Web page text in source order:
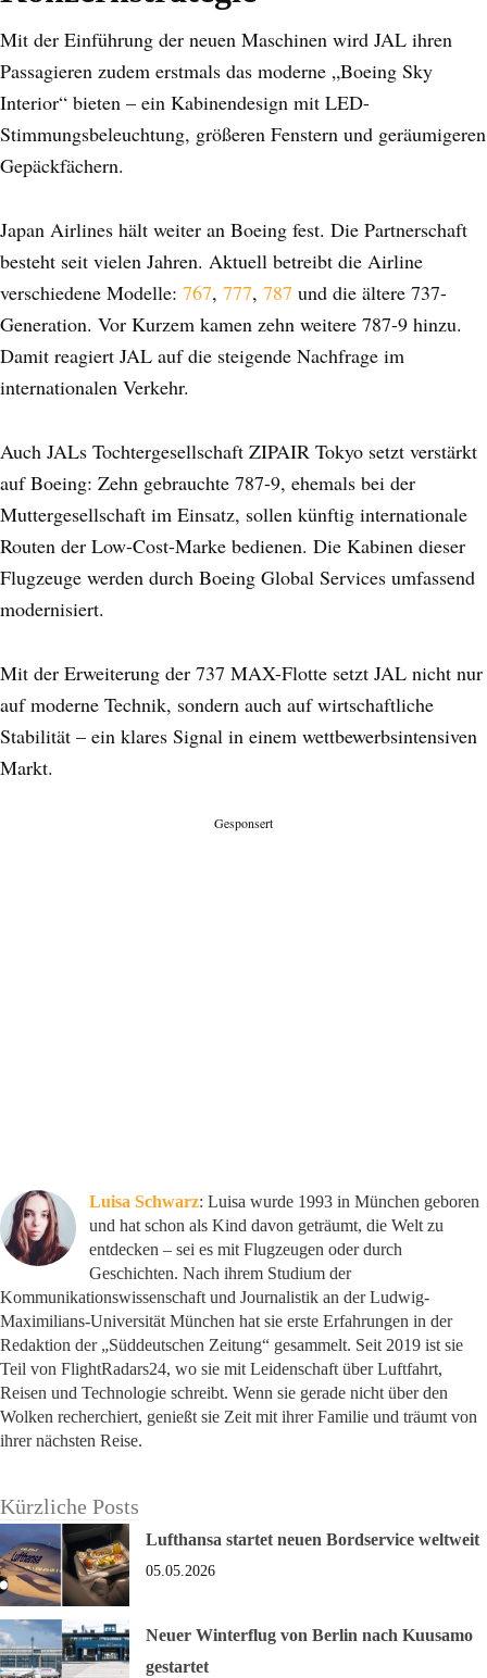
Mit der Einführung der neuen Maschinen wird JAL ihren
Passagieren zudem erstmals das moderne „Boeing Sky
Interior“ bieten – ein Kabinendesign mit LED-
Stimmungsbeleuchtung, größeren Fenstern und geräumigeren
Gepäckfächern.
Japan Airlines hält weiter an Boeing fest. Die Partnerschaft
besteht seit vielen Jahren. Aktuell betreibt die Airline
verschiedene Modelle: 767, 777, 787 und die ältere 737-
Generation. Vor Kurzem kamen zehn weitere 787-9 hinzu.
Damit reagiert JAL auf die steigende Nachfrage im
internationalen Verkehr.
Auch JALs Tochtergesellschaft ZIPAIR Tokyo setzt verstärkt
auf Boeing: Zehn gebrauchte 787-9, ehemals bei der
Muttergesellschaft im Einsatz, sollen künftig internationale
Routen der Low-Cost-Marke bedienen. Die Kabinen dieser
Flugzeuge werden durch Boeing Global Services umfassend
modernisiert.
Mit der Erweiterung der 737 MAX-Flotte setzt JAL nicht nur
auf moderne Technik, sondern auch auf wirtschaftliche
Stabilität – ein klares Signal in einem wettbewerbsintensiven
Markt.
Gesponsert
Luisa Schwarz: Luisa wurde 1993 in München geboren
und hat schon als Kind davon geträumt, die Welt zu
entdecken – sei es mit Flugzeugen oder durch
Geschichten. Nach ihrem Studium der
Kommunikationswissenschaft und Journalistik an der Ludwig-
Maximilians-Universität München hat sie erste Erfahrungen in der
Redaktion der „Süddeutschen Zeitung“ gesammelt. Seit 2019 ist sie
Teil von FlightRadars24, wo sie mit Leidenschaft über Luftfahrt,
Reisen und Technologie schreibt. Wenn sie gerade nicht über den
Wolken recherchiert, genießt sie Zeit mit ihrer Familie und träumt von
ihrer nächsten Reise.
Kürzliche Posts
Lufthansa startet neuen Bordservice weltweit
05.05.2026
Neuer Winterflug von Berlin nach Kuusamo
gestartet